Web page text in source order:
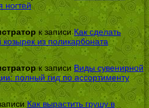
ногтей
к записиКак сделать
козырек из поликарбоната
к записиВиды сувенирной
полный гид по ассортименту
Как вырастить грушу в